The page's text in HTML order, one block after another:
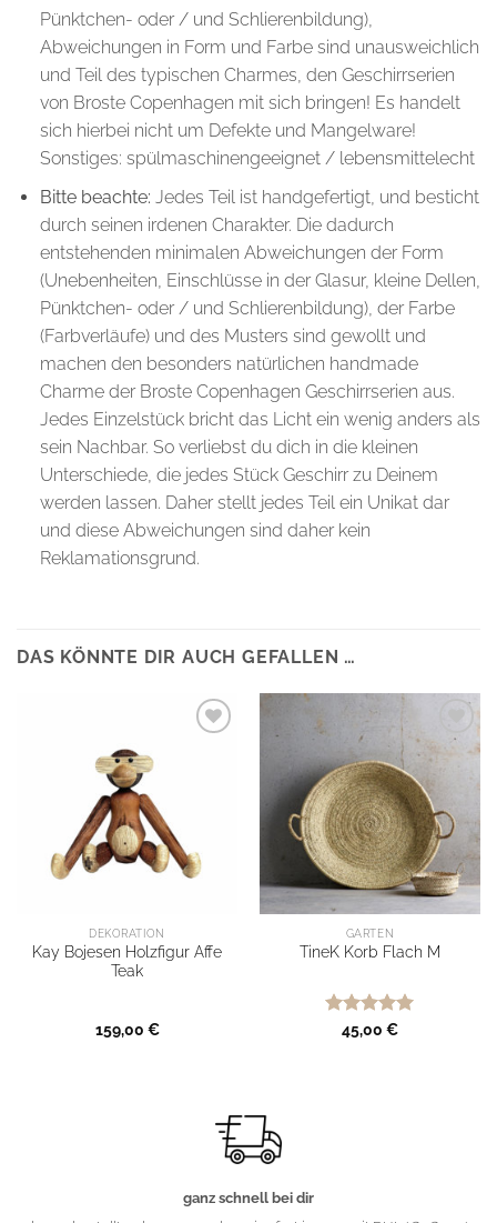
Pünktchen- oder / und Schlierenbildung),
Abweichungen in Form und Farbe sind unausweichlich
und Teil des typischen Charmes, den Geschirrserien
von Broste Copenhagen mit sich bringen! Es handelt
sich hierbei nicht um Defekte und Mangelware!
Sonstiges: spülmaschinengeeignet / lebensmittelecht
Bitte beachte: Jedes Teil ist handgefertigt, und besticht
durch seinen irdenen Charakter. Die dadurch
entstehenden minimalen Abweichungen der Form
(Unebenheiten, Einschlüsse in der Glasur, kleine Dellen,
Pünktchen- oder / und Schlierenbildung), der Farbe
(Farbverläufe) und des Musters sind gewollt und
machen den besonders natürlichen handmade
Charme der Broste Copenhagen Geschirrserien aus.
Jedes Einzelstück bricht das Licht ein wenig anders als
sein Nachbar. So verliebst du dich in die kleinen
Unterschiede, die jedes Stück Geschirr zu Deinem
werden lassen. Daher stellt jedes Teil ein Unikat dar
und diese Abweichungen sind daher kein
Reklamationsgrund.
DAS KÖNNTE DIR AUCH GEFALLEN …
DEKORATION
Kay Bojesen Holzfigur Affe
Teak
159,00 €
GARTEN
TineK Korb Flach M
Bewertet
45,00 €
ganz schnell bei dir